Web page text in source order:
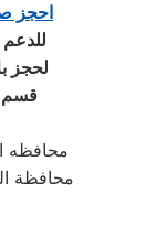
📞 احجز
للدعم
لحجز
قسم
محافظه
محافظة